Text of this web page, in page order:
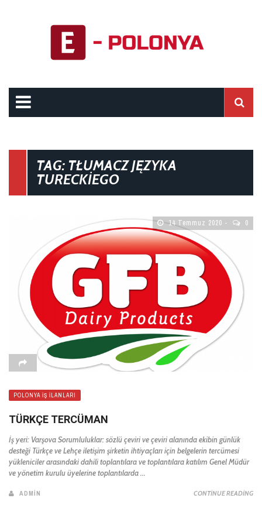
TAG: TŁUMACZ JĘZYKA
TURECKIEGO
14 Temmuz 2020 0
POLONYA İŞ İLANLARI
TÜRKÇE TERCÜMAN
İş yeri: Varşova Sorumluluklar: sözlü çeviri ve çeviri alanında ekibin günlük
desteği Türkçe ve Lehçe iletişim şirketin ihtiyaçları için belgelerin tercümesi
yükleniciler arasındaki dahili toplantılara ve toplantılara katılım Genel Müdür
ve yönetim kurulu üyelerine toplantılarda ...
ADMIN CONTINUE READING